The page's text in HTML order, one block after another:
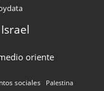
Israel
oriente
sociales Palestina